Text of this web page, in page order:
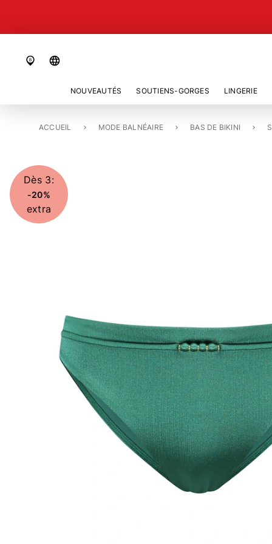
language
NOUVEAUTÉS SOUTIENS-GORGES LINGERIE
ACCUEIL MODE BALNÉAIRE BAS DE BIKINI
SLIP DE BIKINI RÉGULIER «TREASURE GREEN»
Dès 3:
-20%
extra